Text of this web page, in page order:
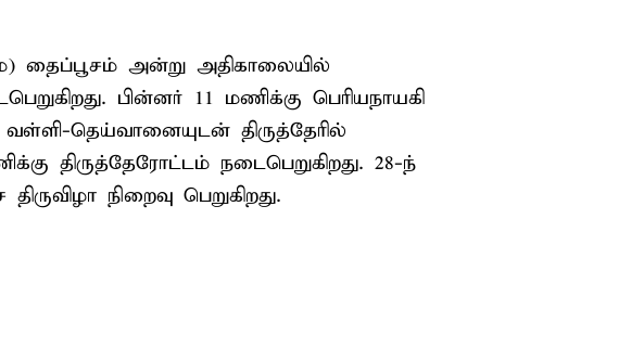
தைப்பூசம் அன்று அதிகாலையில்
பின்னர் 11 மணிக்கு பெரியநாயகி
தெய்வானையுடன் திருத்தேரில்
திருத்தேரோட்டம் நடைபெறுகிறது. 28-ந்
நிறைவு பெறுகிறது.